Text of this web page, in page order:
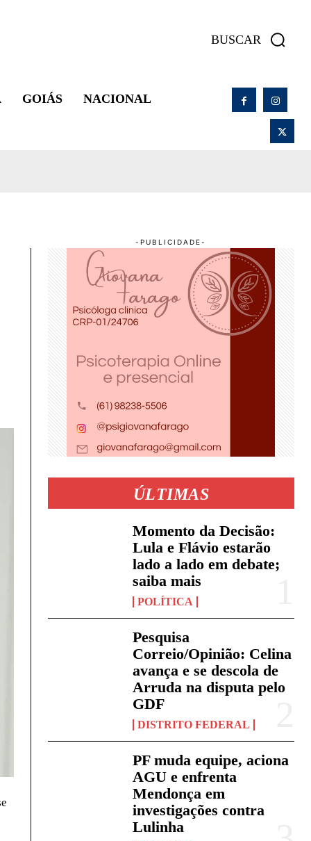
BUSCAR
GOIÁS NACIONAL
ÚLTIMAS
Momento da Decisão:
Lula e Flávio estarão
lado a lado em debate;
saiba mais
POLÍTICA
Pesquisa
Correio/Opinião: Celina
avança e se descola de
Arruda na disputa pelo
GDF
DISTRITO FEDERAL
PF muda equipe, aciona
AGU e enfrenta
Mendonça em
investigações contra
Lulinha